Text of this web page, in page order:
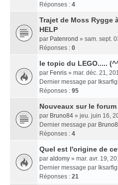
Réponses : 4
Trajet de Moss Rygge
HELP
par Patenrond » sam. sept.
Réponses : 0
le topic du LEGO.....
par Fenris » mar. déc. 21,
Dernier message par
Réponses : 95
Nouveaux sur le forum
par Bruno84 » jeu. juin 16,
Dernier message par
Réponses : 4
Quel est l'origine de
par aldomy » mar. avr. 19,
Dernier message par
Réponses : 21